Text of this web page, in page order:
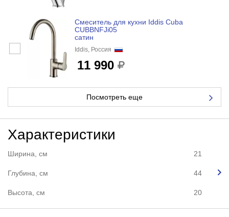
Смеситель для кухни Iddis Cuba
CUBBNFJi05
сатин
Iddis, Россия
11 990
Посмотреть еще
Характеристики
Ширина, см 21
Глубина, см 44
Высота, см 20